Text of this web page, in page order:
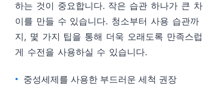
하는 것이 중요합니다. 작은 습관 하나가 큰 차
이를 만들 수 있습니다. 청소부터 사용 습관까
지, 몇 가지 팁을 통해 더욱 오래도록 만족스럽
게 수전을 사용하실 수 있습니다.
중성세제를 사용한 부드러운 세척 권장